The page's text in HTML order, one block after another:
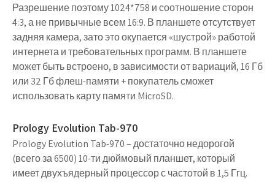
Разрешение поэтому 1024*758 и соотношение сторон
4:3, а не привычные всем 16:9. В планшете отсутствует
задняя камера, зато это окупается «шустрой» работой
интернета и требовательных программ. В планшете
может быть встроено, в зависимости от вариаций, 16 Гб
или 32 Гб флеш-памяти + покупатель сможет
использовать карту памяти MicroSD.
Prology Evolution Tab-970
Prology Evolution Tab-970 – достаточно недорогой
(всего за 6500) 10-ти дюймовый планшет, который
имеет двухъядерный процессор с частотой в 1,5 Ггц.